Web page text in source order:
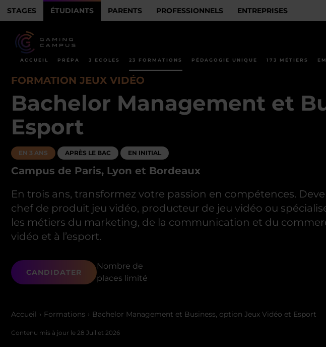
STAGES ÉTUDIANTS PARENTS PROFESSIONNELS ENTREPRISES
ACCUEIL PRÉPA 3 ECOLES 23 FORMATIONS PÉDAGOGIE UNIQUE 173 MÉTIERS
FORMATION JEUX VIDÉO
Bachelor Management et
Esport
EN 3 ANS APRÈS LE BAC EN INITIAL
Campus de Paris, Lyon et Bordeaux
En trois ans, transformez votre passion en compétences.
chef de produit jeu vidéo, producteur de jeu vidéo ou
les métiers du marketing, de la communication et du
vidéo et à l’esport.
CANDIDATER
Nombre de
places limité
Accueil Formations Bachelor Management et Business, option Jeux Vidéo et Esport
Contenu mis à jour le 28 Juillet 2026